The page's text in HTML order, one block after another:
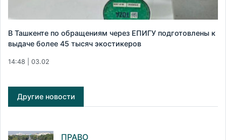
В Ташкенте по обращениям через ЕПИГУ подготовлены к
выдаче более 45 тысяч экостикеров
14:48 | 03.02
Другие новости
ПРАВО